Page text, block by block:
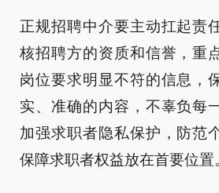
正规招聘中介要主动扛起责
核招聘方的资质和信誉，重
岗位要求明显不符的信息，
实、准确的内容，不辜负每
加强求职者隐私保护，防范
保障求职者权益放在首要位置